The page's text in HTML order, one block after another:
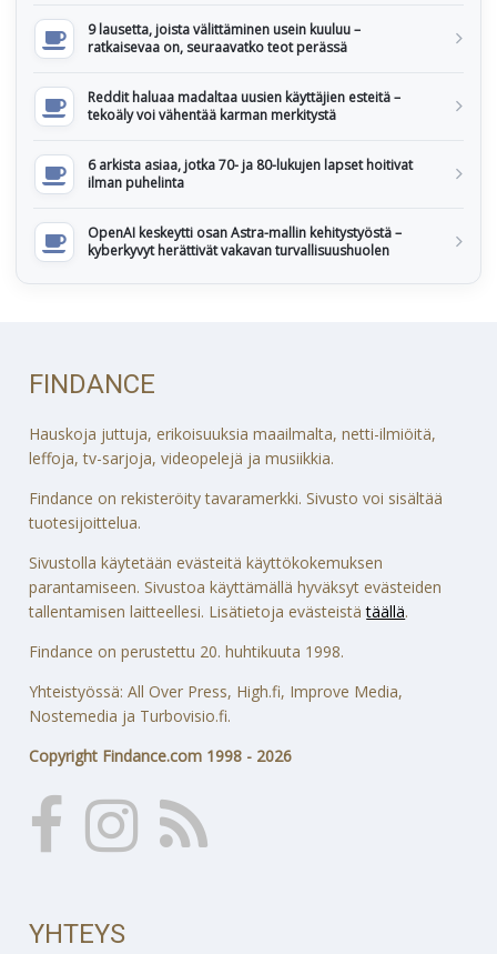
9 lausetta, joista välittäminen usein kuuluu –
ratkaisevaa on, seuraavatko teot perässä
Reddit haluaa madaltaa uusien käyttäjien esteitä –
tekoäly voi vähentää karman merkitystä
6 arkista asiaa, jotka 70- ja 80-lukujen lapset hoitivat
ilman puhelinta
OpenAI keskeytti osan Astra-mallin kehitystyöstä –
kyberkyvyt herättivät vakavan turvallisuushuolen
FINDANCE
Hauskoja juttuja, erikoisuuksia maailmalta, netti-ilmiöitä,
leffoja, tv-sarjoja, videopelejä ja musiikkia.
Findance on rekisteröity tavaramerkki. Sivusto voi sisältää
tuotesijoittelua.
Sivustolla käytetään evästeitä käyttökokemuksen
parantamiseen. Sivustoa käyttämällä hyväksyt evästeiden
tallentamisen laitteellesi. Lisätietoja evästeistätäällä.
Findance on perustettu 20. huhtikuuta 1998.
Yhteistyössä: All Over Press, High.fi, Improve Media,
Nostemedia ja Turbovisio.fi.
Copyright Findance.com 1998 - 2026
YHTEYS